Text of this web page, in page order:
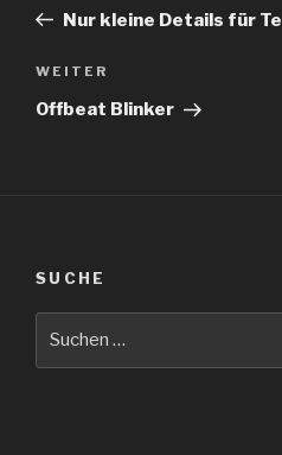
Beitrag
Nur kleine Details für
Nächster
Beitrag
WEITER
Offbeat Blinker
SUCHE